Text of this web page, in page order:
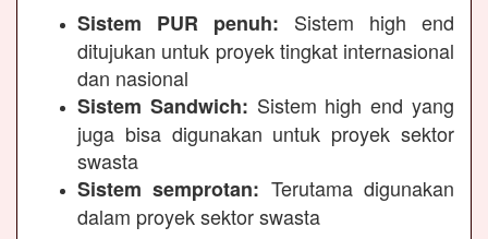
Sistem PUR penuh: Sistem high end
ditujukan untuk proyek tingkat internasional
dan nasional
Sistem Sandwich: Sistem high end yang
juga bisa digunakan untuk proyek sektor
swasta
Sistem semprotan: Terutama digunakan
dalam proyek sektor swasta